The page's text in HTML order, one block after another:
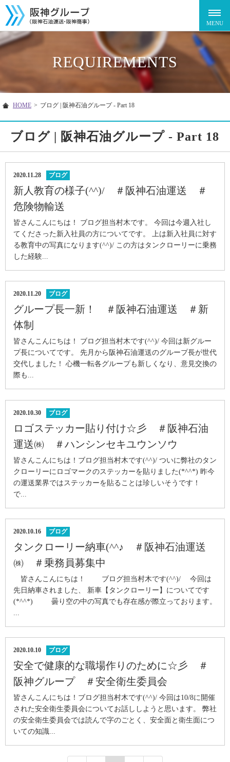
REQUIREMENTS
HOME > ブログ | 阪神石油グループ - Part 18
ブログ | 阪神石油グループ - Part 18
2020.11.28 ブログ
新人教育の様子(^^)/ ＃阪神石油運送 ＃
危険物輸送
皆さんこんにちは！ ブログ担当村木です。 今回は今週入社し
てくださった新入社員の方についてです。 上は新入社員に対す
る教育中の写真になります(^^)/ この方はタンクローリーに乗務
した経験...
2020.11.20 ブログ
グループ長一新！ ＃阪神石油運送 ＃新
体制
皆さんこんにちは！ ブログ担当村木です(^^)/ 今回は新グルー
プ長についてです。 先月から阪神石油運送のグループ長が世代
交代しました！ 心機一転各グループも新しくなり、意見交換の
際も...
2020.10.30 ブログ
ロゴステッカー貼り付け☆彡 ＃阪神石油
運送㈱ ＃ハンシンセキユウンソウ
皆さんこんにちは！ブログ担当村木です(^^)/ ついに弊社のタン
クローリーにロゴマークのステッカーを貼りました(*^^*) 昨今
の運送業界ではステッカーを貼ることは珍しいそうです！
で...
2020.10.16 ブログ
タンクローリー納車(^^♪ ＃阪神石油運送
㈱ ＃乗務員募集中
皆さんこんにちは！ ブログ担当村木です(^^)/ 今回は
先日納車されました、 新車【タンクローリー】についてです
(*^^*) 曇り空の中の写真でも存在感が際立っております。
2020.10.10 ブログ
安全で健康的な職場作りのために☆彡 ＃
阪神グループ ＃安全衛生委員会
皆さんこんにちは！ブログ担当村木です(^^)/ 今回は10/8に開催
された安全衛生委員会についてお話ししようと思います。 弊社
の安全衛生委員会では読んで字のごとく、安全面と衛生面につ
いての知識...